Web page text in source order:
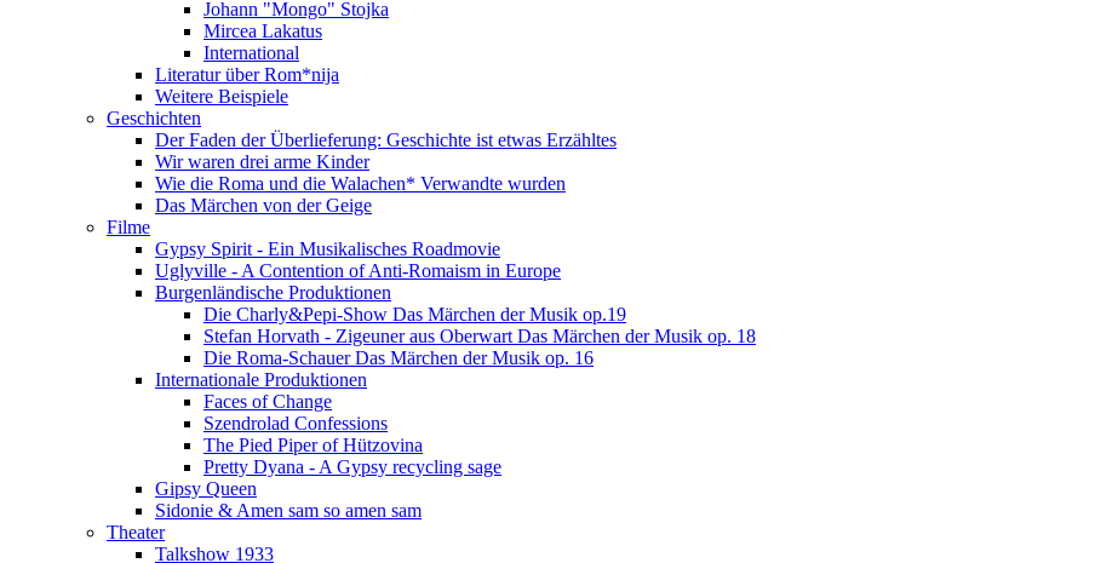
Johann "Mongo" Stojka
Mircea Lakatus
International
Literatur über Rom*nija
Weitere Beispiele
Geschichten
Der Faden der Überlieferung: Geschichte ist etwas Erzähltes
Wir waren drei arme Kinder
Wie die Roma und die Walachen* Verwandte wurden
Das Märchen von der Geige
Filme
Gypsy Spirit - Ein Musikalisches Roadmovie
Uglyville - A Contention of Anti-Romaism in Europe
Burgenländische Produktionen
Die Charly&Pepi-Show Das Märchen der Musik op.19
Stefan Horvath - Zigeuner aus Oberwart Das Märchen der Musik op. 18
Die Roma-Schauer Das Märchen der Musik op. 16
Internationale Produktionen
Faces of Change
Szendrolad Confessions
The Pied Piper of Hützovina
Pretty Dyana - A Gypsy recycling sage
Gipsy Queen
Sidonie & Amen sam so amen sam
Theater
Talkshow 1933